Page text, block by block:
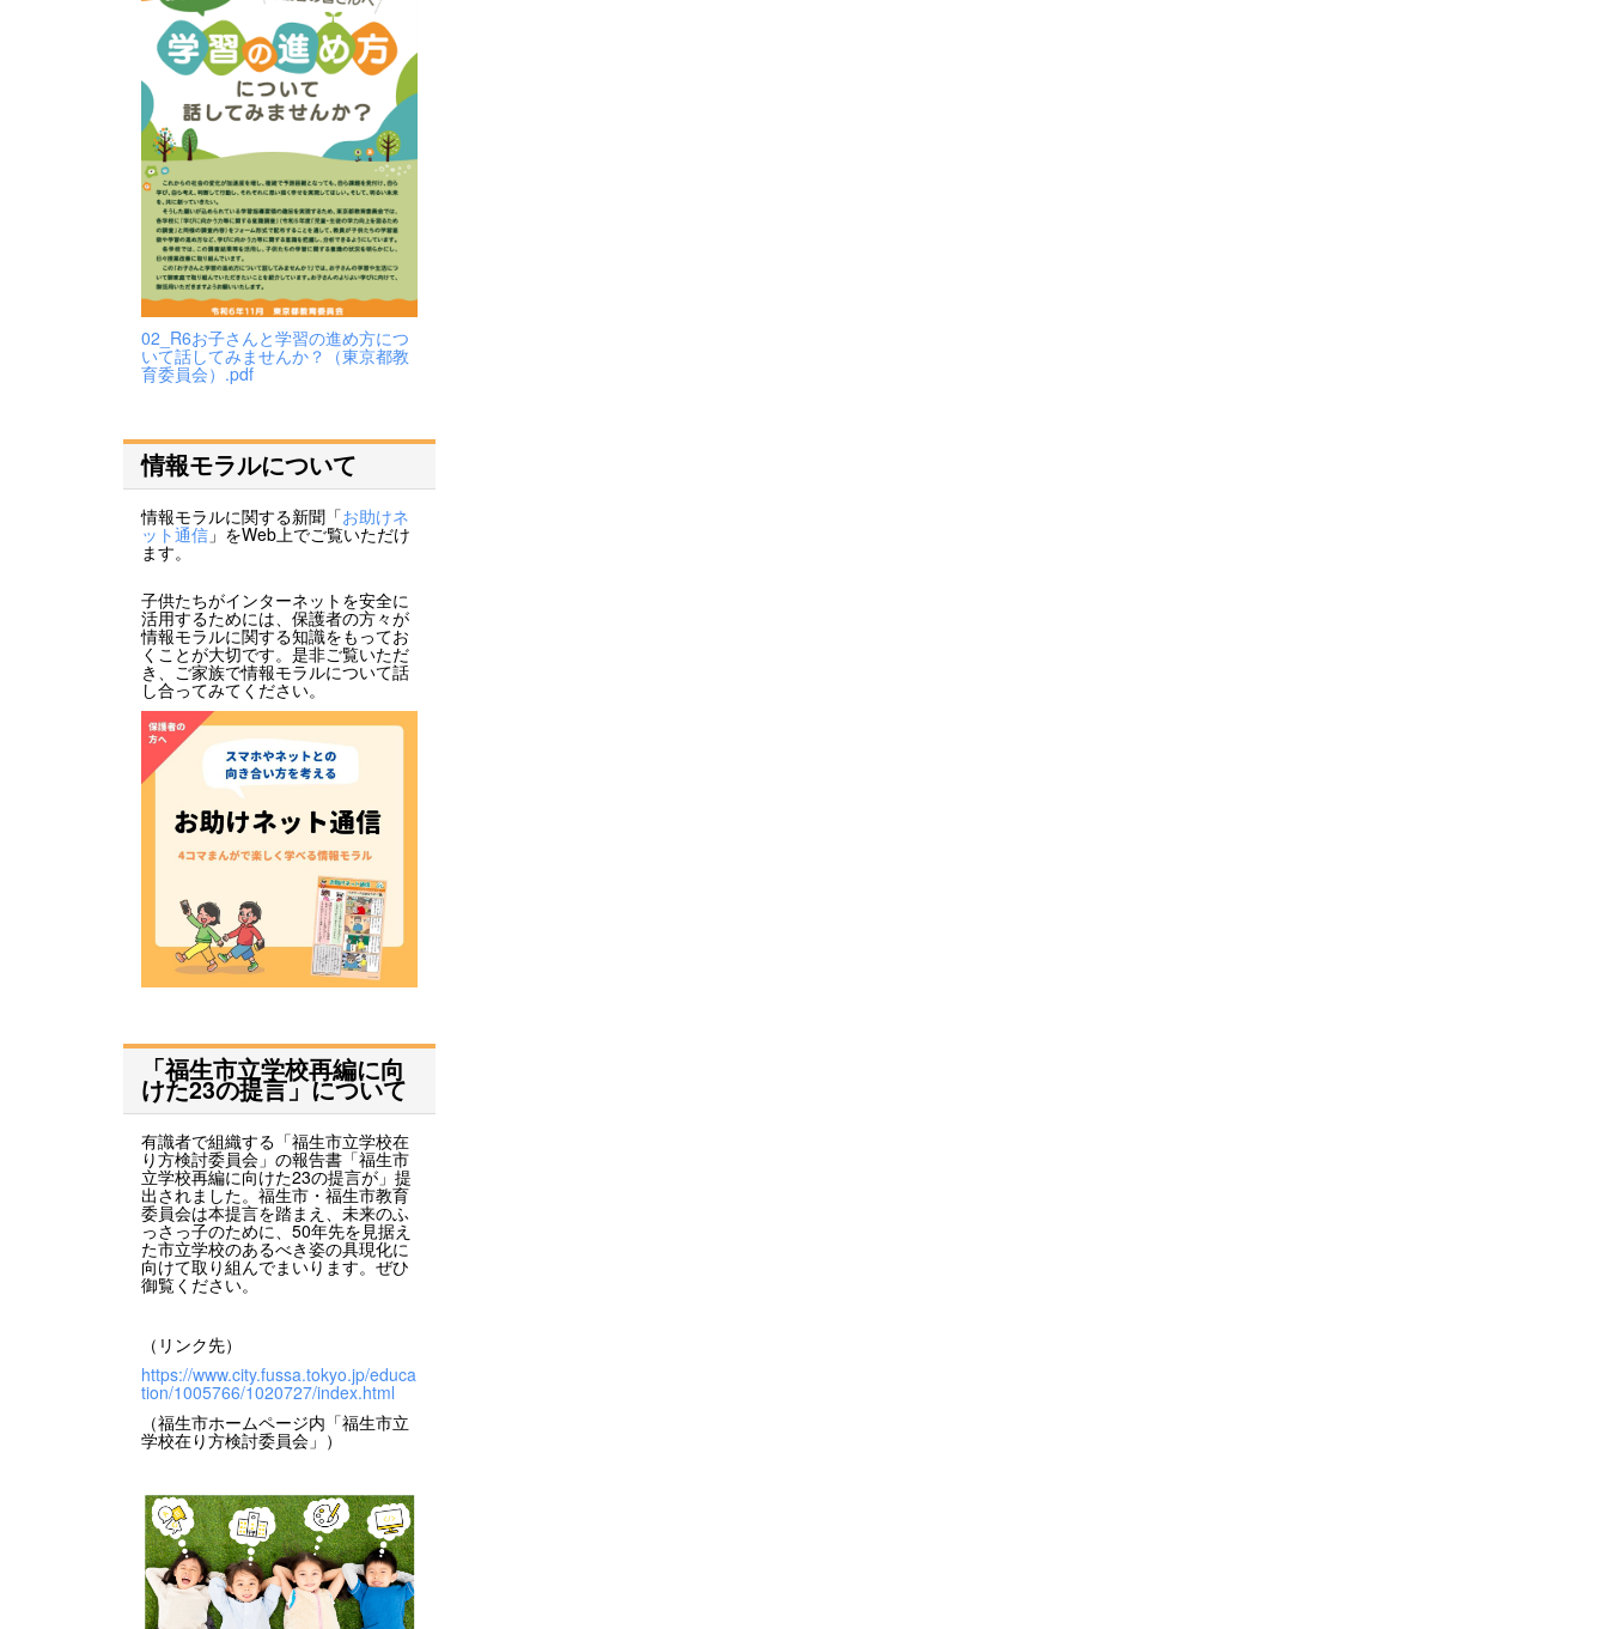
02_R6お子さんと学習の進め方につ
いて話してみませんか？（東京都教
育委員会）.pdf
情報モラルについて
情報モラルに関する新聞「お助けネ
ット通信 」をWeb上でご覧いただけ
ます。
子供たちがインターネットを安全に
活用するためには、保護者の方々が
情報モラルに関する知識をもってお
くことが大切です。是非ご覧いただ
き、ご家族で情報モラルについて話
し合ってみてください。
「福生市立学校再編に向
けた23の提言」について
有識者で組織する「福生市立学校在
り方検討委員会」の報告書「福生市
立学校再編に向けた23の提言が」提
出されました。福生市・福生市教育
委員会は本提言を踏まえ、未来のふ
っさっ子のために、50年先を見据え
た市立学校のあるべき姿の具現化に
向けて取り組んでまいります。ぜひ
御覧ください。
（リンク先）
https://www.city.fussa.tokyo.jp/educa
tion/1005766/1020727/index.html
（福生市ホームページ内「福生市立
学校在り方検討委員会」）